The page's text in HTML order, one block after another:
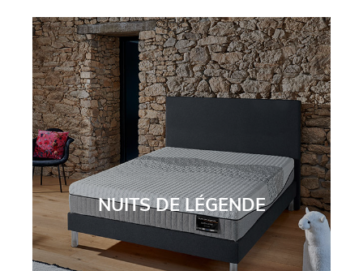
NUITS DE LÉGENDE